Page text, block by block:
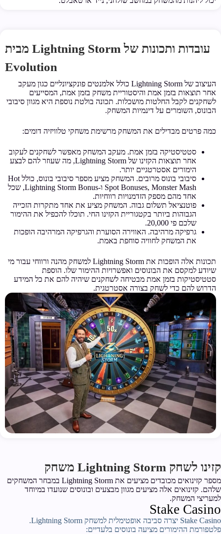
עובדות ותכונות של Lightning Storm מבית
Evolution
העיצוב של Lightning Storm כולל אלמנטים פונקציונליים כגון מעקב
אחר תוצאות בזמן אמת והיסטוריית משחק בזמן אמת, המסייעים
לשחקנים לקבל החלטות מושכלות. תכונה בולטת נוספת היא מגוון סיבובי
הבונוס, השומרים על דינמיות המשחק.
כמה פרטים מבדילים את המשחק מרשימת משחקי טלוויזיה דומים:
סטטיסטיקה בזמן אמת. מעקב המשחק מאפשר לשחקנים לעקוב
אחר תוצאות הקזינו של Lightning Storm, מה שעוזר להם לבצע
הימורים אסטרטגיים יותר.
סיבובי בונוס מרובים. המשחק מציע מספר סיבובי בונוס, כולל Hot
Spot Bonuses, Monster Mash ו-Lightning Storm Bonus, שכל
אחד מהם מספק הזדמנויות רווחיות.
פוטנציאל תשלום גבוה. המשחק מציע את אחד מתקרות הזכייה
הגבוהות ביותר בקטגוריית הקזינו החי. תוכלו להכפיל את ההימור
שלכם פי 20,000.
גרפיקה מרהיבה. האווירה הסוערת והגרפיקה המרהיבה הופכות
את המשחק לחוויה סוחפת באמת.
תכונות אלה הופכות את Lightning Storm למשחק מהנה ורווחי עבור מי
שיודע למקסם את הבונוסים ואפשרויות ההימור שלו. הוספת
סטטיסטיקות בזמן אמת מבטיחה לשחקנים שיהיה להם את כל המידע
הדרוש להם כדי לשחק בצורה אסטרטגית.
קזינו לשחק Lightning Storm משחק
מספר קזינואים מכובדים מציעים את Lightning Storm במבחר המשחקים
שלהם. קזינואים אלה מציעים מגוון מבצעים ובונוסים שנועדו במיוחד
למעריצי המשחק.
Stake Casino
Stake Casino יצרה סביבה אופטימלית למשחק Lightning Storm.
פלטפורמת ההימורים מציעה בונוסים בלעדיים: